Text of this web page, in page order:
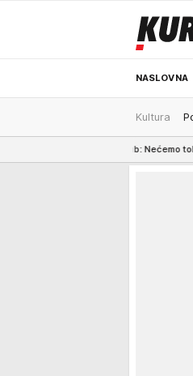
NASLOVNA
Kultura
se hitno klub: Nećemo tolerisati 9:56